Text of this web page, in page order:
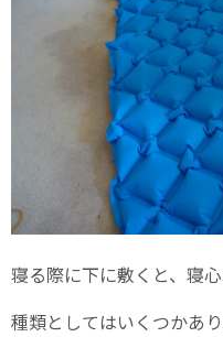
寝る際に下に敷くと、寝心
種類としてはいくつかあ